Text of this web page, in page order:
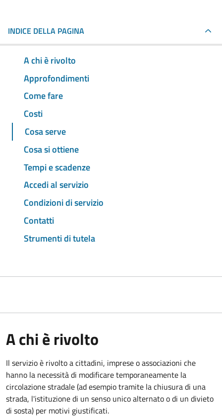
INDICE DELLA PAGINA
A chi è rivolto
Approfondimenti
Come fare
Costi
Cosa serve
Cosa si ottiene
Tempi e scadenze
Accedi al servizio
Condizioni di servizio
Contatti
Strumenti di tutela
A chi è rivolto
Il servizio è rivolto a cittadini, imprese o associazioni che
hanno la necessità di modificare temporaneamente la
circolazione stradale (ad esempio tramite la chiusura di una
strada, l'istituzione di un senso unico alternato o di un divieto
di sosta) per motivi giustificati.